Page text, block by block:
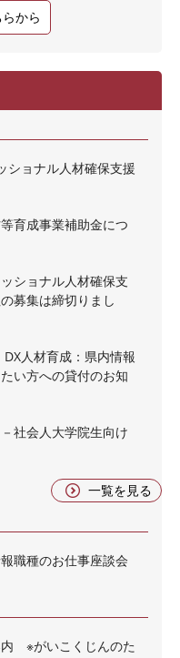
から
ショナル人材確保支援
育成事業補助金につ
ショナル人材確保支
募集は締切りまし
DX人材育成：県内情報
い方への貸付のお知
社会人大学院生向け
一覧を見る
職種のお仕事座談会
※がいこくじんのた